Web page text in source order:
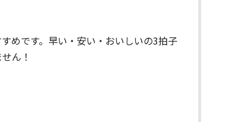
めです。早い・安い・おいしいの3拍子
ん！